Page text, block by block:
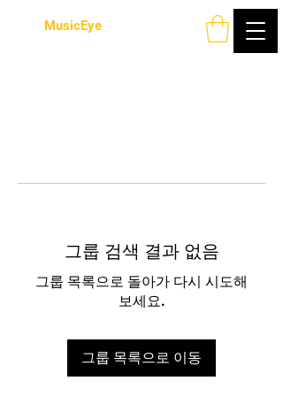
MusicEye
그룹 검색 결과 없음
그룹 목록으로 돌아가 다시 시도해
보세요.
그룹 목록으로 이동